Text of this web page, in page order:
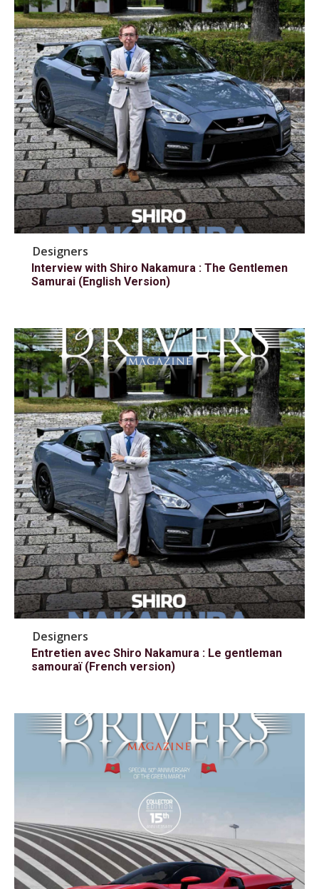
Designers
Interview with Shiro Nakamura : The Gentlemen
Samurai (English Version)
Designers
Entretien avec Shiro Nakamura : Le gentleman
samouraï (French version)